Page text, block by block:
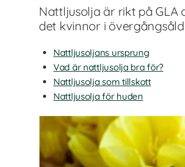
Nattljusolja är rikt på GLA
det kvinnor i
Nattljusoljans ursprung
Vad är nattljusolja bra för?
Nattljusolja som tillskott
Nattljusolja för huden